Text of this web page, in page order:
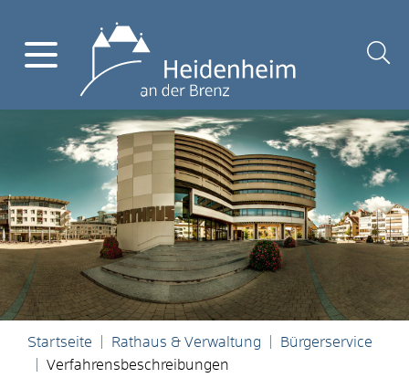
Startseite Rathaus & Verwaltung
Bürgerservice
Verfahrensbeschreibungen